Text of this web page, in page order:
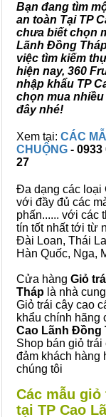
Bạn đang tìm
an toàn Tại TP
chưa biết chọn
Lãnh Đồng
việc tìm kiếm
hiện nay, 360
nhập khẩu TP
chọn mua
đây nhé!
Xem tại: CÁC
CHUỘNG - 0933
27
Đa dạng các loại
với đầy đủ các
phấn...... với các
tín tốt nhất tới từ
Đài Loan, Thái
Hàn Quốc, Nga,
Cửa hàng Giỏ
Tháp là nhà
Giỏ trái cây cao
khẩu chính hãng
Cao Lãnh Đồng
Shop bán giỏ
đảm khách hàng
chúng tôi
Các mẫu
tại TP Cao